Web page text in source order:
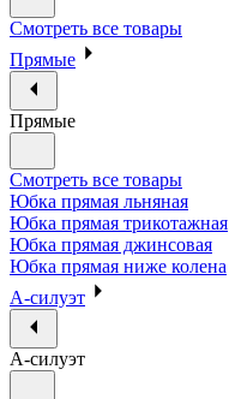
Смотреть все товары
Прямые
Прямые
Смотреть все товары
Юбка прямая льняная
Юбка прямая трикотажная
Юбка прямая джинсовая
Юбка прямая ниже колена
А-силуэт
А-силуэт